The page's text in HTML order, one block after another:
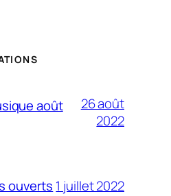
août
26 août
2022
ouverts 1 juillet 2022